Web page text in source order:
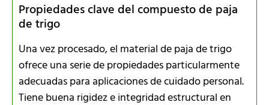
Propiedades clave del compuesto de paja
de trigo
Una vez procesado, el material de paja de trigo
ofrece una serie de propiedades particularmente
adecuadas para aplicaciones de cuidado personal.
Tiene buena rigidez e integridad estructural en